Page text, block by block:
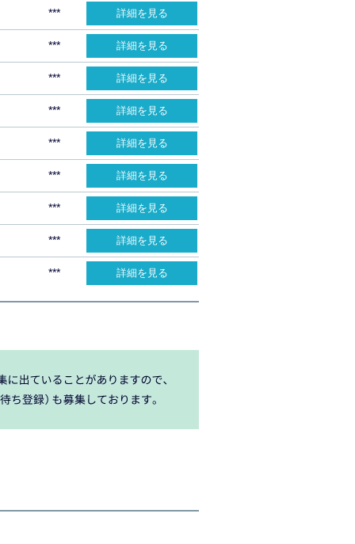
*** 詳細を見る
*** 詳細を見る
*** 詳細を見る
*** 詳細を見る
*** 詳細を見る
*** 詳細を見る
*** 詳細を見る
*** 詳細を見る
*** 詳細を見る